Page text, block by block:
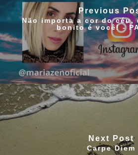
Previous
Não importa a cor do céu,
bonito é você! -
Next Post
Carpe Diem